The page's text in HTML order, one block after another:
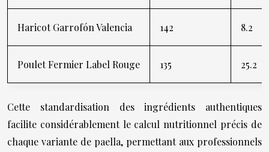
Haricot Garrofón Valencia 142 8.2
Poulet Fermier Label Rouge 135 25.2
Cette standardisation des ingrédients authentiques
facilite considérablement le calcul nutritionnel précis de
chaque variante de paella, permettant aux professionnels